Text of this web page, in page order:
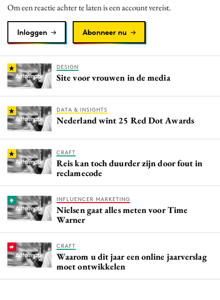
Purpose Marketing
Reputatie & crisis
Om een reactie achter te laten is een account vereist.
Inloggen Abonneer nu
DESIGN
Site voor vrouwen in de media
DATA & INSIGHTS
Nederland wint 25 Red Dot Awards
CRAFT
Reis kan toch duurder zijn door fout in
reclamecode
INFLUENCER MARKETING
Nielsen gaat alles meten voor Time
Warner
CRAFT
Waarom u dit jaar een online jaarverslag
moet ontwikkelen